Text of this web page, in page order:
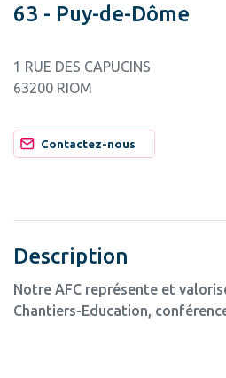
63 - Puy-de-Dôme
1 RUE DES CAPUCINS
63200 RIOM
Contactez-nous
Description
Notre AFC représente et
Chantiers-Education,